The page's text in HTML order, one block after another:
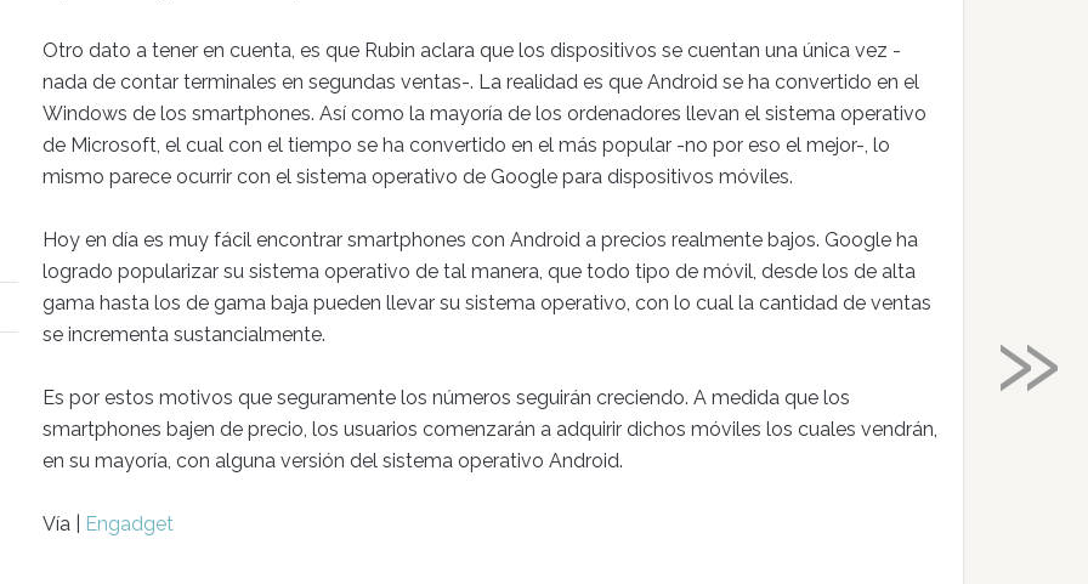
Otro dato a tener en cuenta, es que Rubin aclara que los dispositivos se cuentan una única vez -
nada de contar terminales en segundas ventas-. La realidad es que Android se ha convertido en el
Windows de los smartphones. Así como la mayoría de los ordenadores llevan el sistema operativo
de Microsoft, el cual con el tiempo se ha convertido en el más popular -no por eso el mejor-, lo
mismo parece ocurrir con el sistema operativo de Google para dispositivos móviles.
Hoy en día es muy fácil encontrar smartphones con Android a precios realmente bajos. Google ha
logrado popularizar su sistema operativo de tal manera, que todo tipo de móvil, desde los de alta
gama hasta los de gama baja pueden llevar su sistema operativo, con lo cual la cantidad de ventas
se incrementa sustancialmente.
Es por estos motivos que seguramente los números seguirán creciendo. A medida que los
smartphones bajen de precio, los usuarios comenzarán a adquirir dichos móviles los cuales vendrán,
en su mayoría, con alguna versión del sistema operativo Android.
Vía | Engadget
»